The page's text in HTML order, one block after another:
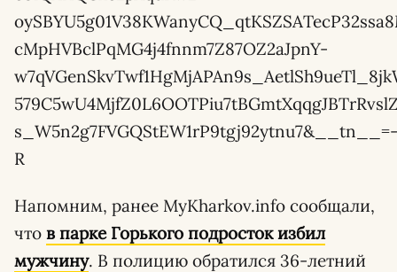
cMpHVBclPqMG4j4fnnm7Z87OZ2aJpnY-
s_W5n2g7FVGQStEW1rP9tgj92ytnu7&__tn__=-
R
Напомним, ранее MyKharkov.info сообщали,
что в парке Горького подросток избил
мужчину. В полицию обратился 36-летний